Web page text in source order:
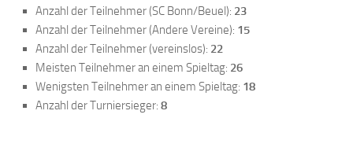
Anzahl der Teilnehmer (SC Bonn/Beuel): 23
Anzahl der Teilnehmer (Andere Vereine): 15
Anzahl der Teilnehmer (vereinslos): 22
Meisten Teilnehmer an einem Spieltag: 26
Wenigsten Teilnehmer an einem Spieltag: 18
Anzahl der Turniersieger: 8